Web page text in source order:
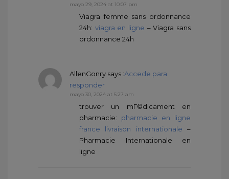
mayo 29, 2024 at 10:07 pm
Viagra femme sans ordonnance
24h: viagra en ligne – Viagra sans
ordonnance 24h
AllenGonry says :Accede para
responder
mayo 30, 2024 at 5:27 am
trouver un mГ©dicament en
pharmacie: pharmacie en ligne
france livraison internationale –
Pharmacie Internationale en
ligne